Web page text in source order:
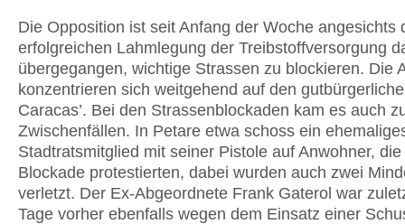
Die Opposition ist seit Anfang der Woche angesichts
erfolgreichen Lahmlegung der Treibstoffversorgung
übergegangen, wichtige Strassen zu blockieren. Die
konzentrieren sich weitgehend auf den
Caracas’. Bei den Strassenblockaden kam es auch
Zwischenfällen. In Petare etwa schoss ein
Stadtratsmitglied mit seiner Pistole auf Anwohner,
Blockade protestierten, dabei wurden auch zwei
verletzt. Der Ex-Abgeordnete Frank Gaterol war
Tage vorher ebenfalls wegen dem Einsatz einer